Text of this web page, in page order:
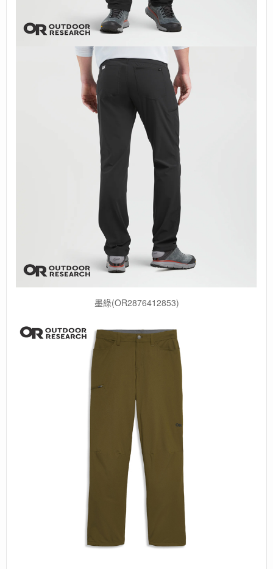
墨綠(OR2876412853)